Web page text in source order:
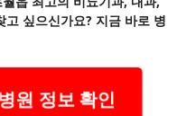
싶으신가요? 지금 바로 병
원 정보 확인